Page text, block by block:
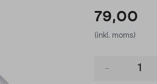
79,00
(inkl. moms)